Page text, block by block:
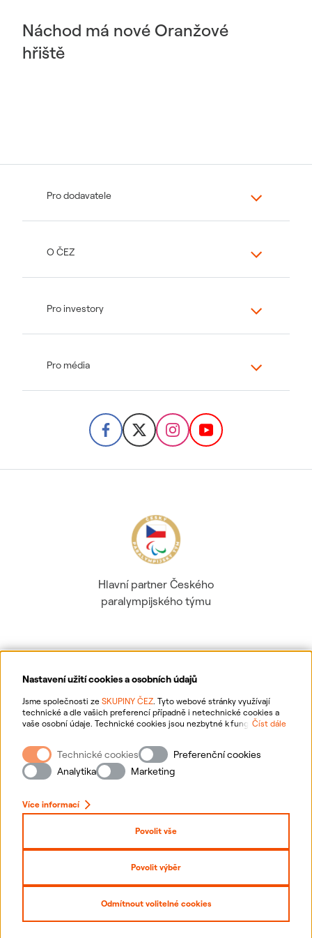
Nastavení užití cookies a osobních údajů
Jsme společnosti ze SKUPINY ČEZ. Tyto webové stránky využívají
technické a dle vašich preferencí případně i netechnické cookies a
vaše osobní údaje. Technické cookies jsou nezbytné k fungování
webové stránky vašim preferencím, k personalizaci reklam a analytice.
Pro sběr a zpracování netechnických cookies a vašich osobních údajů
nám můžete udělit souhlas. Bližší informace o vašich právech,
zpracování osobních údajů, včetně možnosti odvolání udělených
Číst dále
Technické cookies
Preferenční cookies
Analytika
Marketing
Více informací
Povolit vše
Povolit výběr
Odmítnout volitelné cookies
Náchod má nové Oranžové
hřiště
Pro dodavatele
O ČEZ
Pro investory
Pro média
Hlavní partner Českého
paralympijského týmu
Ochrana osobních údajů
Informace o webu
Nastavení cookies
Přihlásit se
Prohlášení o přístupnosti